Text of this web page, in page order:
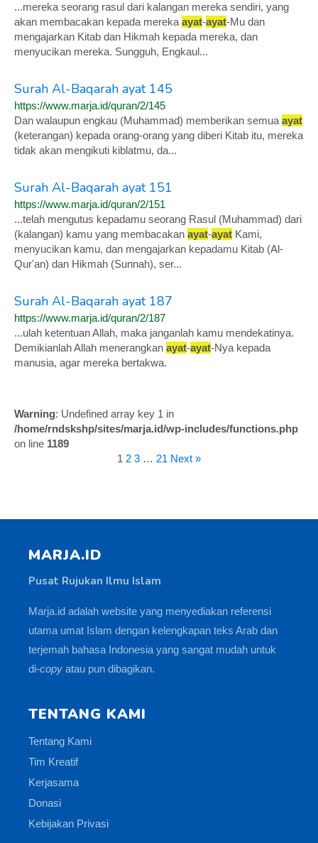
...mereka seorang rasul dari kalangan mereka sendiri, yang
akan membacakan kepada mereka ayat-ayat-Mu dan
mengajarkan Kitab dan Hikmah kepada mereka, dan
menyucikan mereka. Sungguh, Engkaul...
Surah Al-Baqarah ayat 145
https://www.marja.id/quran/2/145
Dan walaupun engkau (Muhammad) memberikan semua ayat
(keterangan) kepada orang-orang yang diberi Kitab itu, mereka
tidak akan mengikuti kiblatmu, da...
Surah Al-Baqarah ayat 151
https://www.marja.id/quran/2/151
...telah mengutus kepadamu seorang Rasul (Muhammad) dari
(kalangan) kamu yang membacakan ayat-ayat Kami,
menyucikan kamu, dan mengajarkan kepadamu Kitab (Al-
Qur'an) dan Hikmah (Sunnah), ser...
Surah Al-Baqarah ayat 187
https://www.marja.id/quran/2/187
...ulah ketentuan Allah, maka janganlah kamu mendekatinya.
Demikianlah Allah menerangkan ayat-ayat-Nya kepada
manusia, agar mereka bertakwa.
Warning: Undefined array key 1 in
/home/rndskshp/sites/marja.id/wp-includes/functions.php
on line 1189
1 2 3 … 21 Next »
MARJA.ID
Pusat Rujukan Ilmu Islam
Marja.id adalah website yang menyediakan referensi
utama umat Islam dengan kelengkapan teks Arab dan
terjemah bahasa Indonesia yang sangat mudah untuk
di-copy atau pun dibagikan.
TENTANG KAMI
Tentang Kami
Tim Kreatif
Kerjasama
Donasi
Kebijakan Privasi